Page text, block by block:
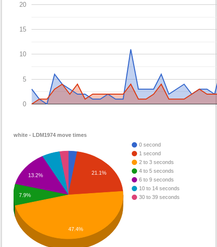
0
5
10
15
20
white - LDM1974 move times
0 second
1 second
2 to 3 seconds
4 to 5 seconds
6 to 9 seconds
10 to 14 seconds
30 to 39 seconds
21.1%
13.2%
7.9%
47.4%